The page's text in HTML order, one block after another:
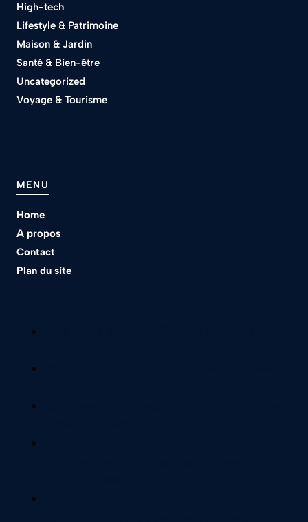
High-tech
Lifestyle & Patrimoine
Maison & Jardin
Santé & Bien-être
Uncategorized
Voyage & Tourisme
MENU
Home
A propos
Contact
Plan du site